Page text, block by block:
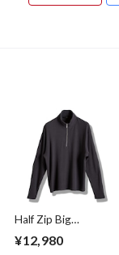
Half Zip Big
Pullover Gray
¥12,980